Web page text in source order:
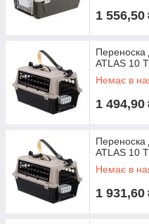
1 556,50
Переноска
ATLAS 10
Немає в
1 494,90
Переноска
ATLAS 10
Немає в
1 931,60